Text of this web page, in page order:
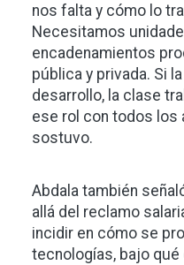
nos falta y cómo lo
Necesitamos
encadenamientos
pública y privada. Si
desarrollo, la clase
ese rol con todos los
sostuvo.
Abdala también
allá del reclamo
incidir en cómo se
tecnologías, bajo